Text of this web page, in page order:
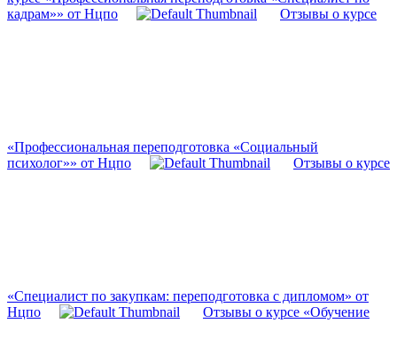
кадрам»» от Нцпо
Отзывы о курсе
«Профессиональная переподготовка «Социальный
психолог»» от Нцпо
Отзывы о курсе
«Специалист по закупкам: переподготовка с дипломом» от
Нцпо
Отзывы о курсе «Обучение